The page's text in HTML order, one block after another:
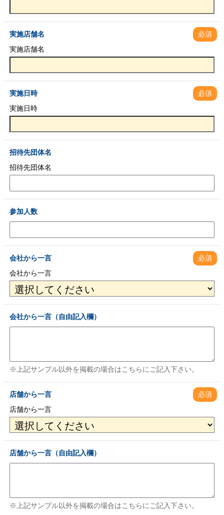
実施店舗名
必須
実施店舗名
実施日時
必須
実施日時
招待先団体名
招待先団体名
参加人数
会社から一言
必須
会社から一言
会社から一言（自由記入欄）
※上記サンプル以外を掲載の場合はこちらにご記入下さい。
店舗から一言
必須
店舗から一言
店舗から一言（自由記入欄）
※上記サンプル以外を掲載の場合はこちらにご記入下さい。